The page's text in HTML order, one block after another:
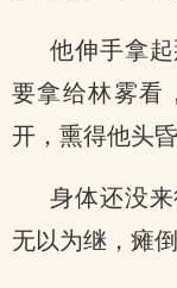
他伸手拿
要拿给林雾看
开，熏得他头昏
身体还没
无以为继，瘫倒